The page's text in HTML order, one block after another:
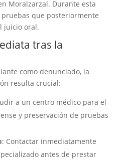
Moralzarzal. Durante esta
que posteriormente
juicio oral.
tras la
como denunciado, la
resulta crucial:
a un centro médico para el
y preservación de pruebas
: Contactar inmediatamente
antes de prestar